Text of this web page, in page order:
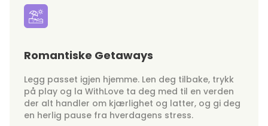
Romantiske Getaways
Legg passet igjen hjemme. Len deg tilbake, trykk
på play og la WithLove ta deg med til en verden
der alt handler om kjærlighet og latter, og gi deg
en herlig pause fra hverdagens stress.